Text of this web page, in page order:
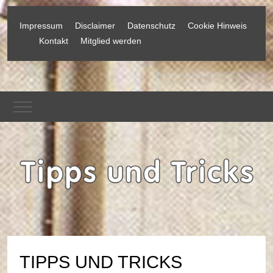
Impressum Disclaimer Datenschutz
Cookie Hinweis
Kontakt
Mitglied werden
Mobile Menu Toggle
TIPPS UND TRICKS